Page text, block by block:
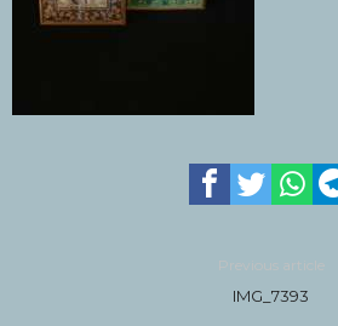
Previous article
IMG_7393